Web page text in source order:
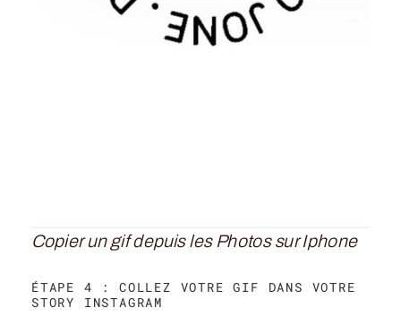
Copier un gif depuis les Photos sur Iphone
ÉTAPE 4 : COLLEZ VOTRE GIF DANS VOTRE
STORY INSTAGRAM